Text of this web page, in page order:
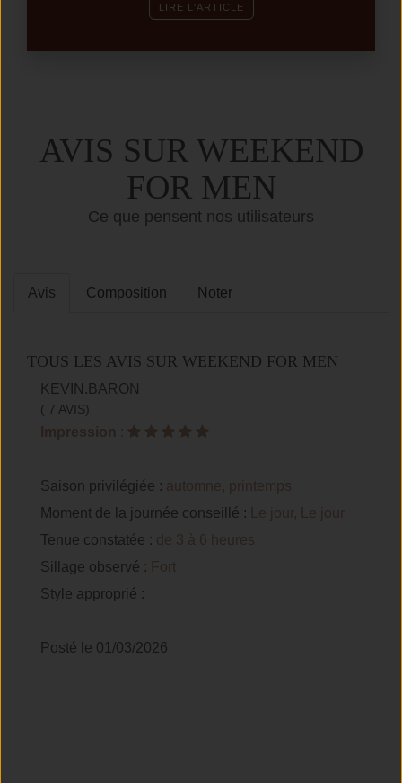
LIRE L'ARTICLE
AVIS SUR WEEKEND
FOR MEN
Ce que pensent nos utilisateurs
Avis Composition Noter
TOUS LES AVIS SUR WEEKEND FOR MEN
KEVIN.BARON
( 7 AVIS)
Impression :
Saison privilégiée : automne, printemps
Moment de la journée conseillé :
Le jour, Le jour
Tenue constatée : de 3 à 6 heures
Sillage observé : Fort
Style approprié :
Posté le 01/03/2026